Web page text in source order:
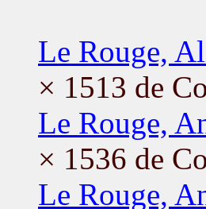
Le Rouge,
× 1513 de
Le Rouge,
× 1536 de
Le Rouge,